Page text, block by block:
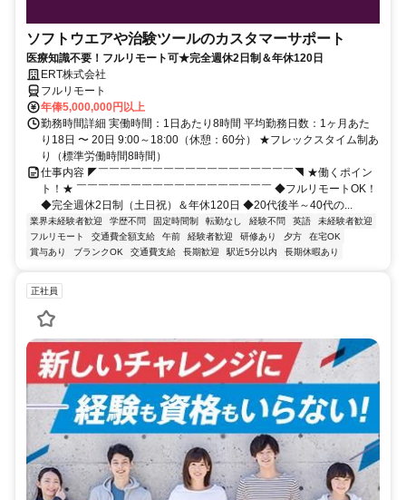
ソフトウエアや治験ツールのカスタマーサポート
医療知識不要！フルリモート可★完全週休2日制＆年休120日
ERT株式会社
フルリモート
年俸5,000,000円以上
勤務時間詳細 実働時間：1日あたり8時間 平均勤務日数：1ヶ月あた
り18日 〜 20日 9:00～18:00（休憩：60分） ★フレックスタイム制あ
り（標準労働時間8時間）
仕事内容 ◤￣￣￣￣￣￣￣￣￣￣￣￣￣￣￣￣￣￣◥ ★働くポイン
ト！★ ￣￣￣￣￣￣￣￣￣￣￣￣￣￣￣￣￣￣ ◆フルリモートOK！
◆完全週休2日制（土日祝）＆年休120日 ◆20代後半～40代の...
業界未経験者歓迎 学歴不問 固定時間制 転勤なし 経験不問 英語
未経験者歓迎
フルリモート
交通費全額支給 午前 経験者歓迎 研修あり 夕方
在宅OK
賞与あり
ブランクOK 交通費支給 長期歓迎 駅近5分以内 長期休暇あり
正社員